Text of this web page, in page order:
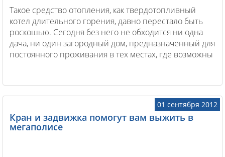
Такое средство отопления, как твердотопливный
котел длительного горения, давно перестало быть
роскошью. Сегодня без него не обходится ни одна
дача, ни один загородный дом, предназначенный для
постоянного проживания в тех местах, где возможны
01 сентября 2012
Кран и задвижка помогут вам выжить в
мегаполисе